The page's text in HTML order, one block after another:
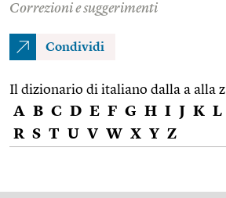
Correzioni e suggerimenti
Condividi
Il dizionario di italiano dalla a alla z
A B C D E F G H I J K L
R S T U V W X Y Z